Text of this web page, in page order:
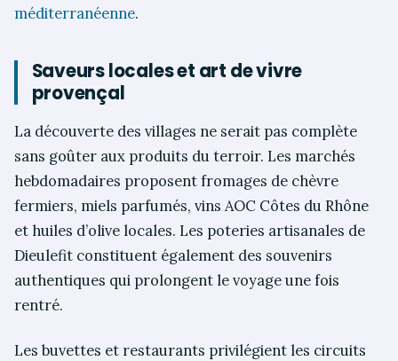
méditerranéenne.
Saveurs locales et art de vivre
provençal
La découverte des villages ne serait pas complète
sans goûter aux produits du terroir. Les marchés
hebdomadaires proposent fromages de chèvre
fermiers, miels parfumés, vins AOC Côtes du Rhône
et huiles d’olive locales. Les poteries artisanales de
Dieulefit constituent également des souvenirs
authentiques qui prolongent le voyage une fois
rentré.
Les buvettes et restaurants privilégient les circuits